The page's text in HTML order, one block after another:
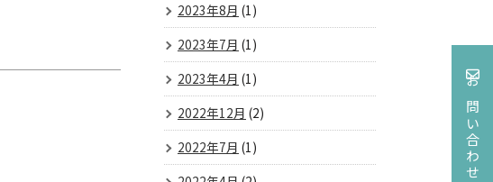
お問い合わせ
2023年8月 (1)
2023年7月 (1)
2023年4月 (1)
2022年12月 (2)
2022年7月 (1)